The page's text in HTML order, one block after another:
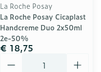
La Roche Posay
La Roche Posay Cicaplast
Handcreme Duo 2x50ml
2e-50%
€ 18,75